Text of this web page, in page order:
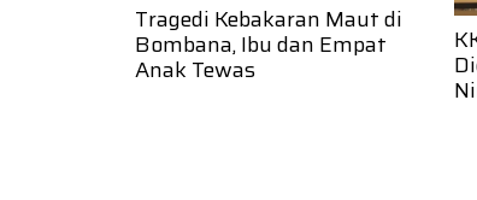
Tragedi Kebakaran Maut di
Bombana, Ibu dan Empat
Anak Tewas